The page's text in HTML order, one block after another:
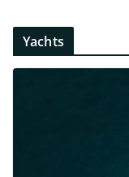
Yachts